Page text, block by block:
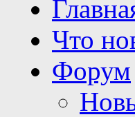
Что
Форум